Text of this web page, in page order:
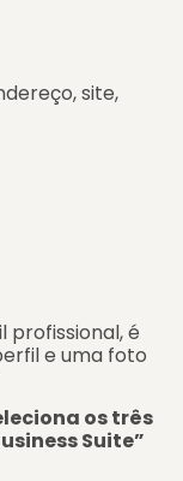
site,
profissional, é
e uma foto
os três
Suite”